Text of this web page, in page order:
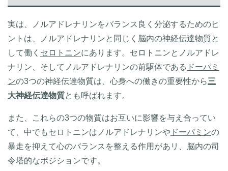
実は、ノルアドレナリンをバランス良く分泌するためのヒ
ントは、ノルアドレナリンと同じく脳内の神経伝達物質と
して働く セロトニンにあります。セロトニンとノルアドレ
ナリン、そしてノルアドレナリンの前駆体である ドーパミ
ンの3つの神経伝達物質は、心身への働きの重要性から三
大神経伝達物質とも呼ばれます。
また、これらの3つの物質はお互いに影響を与え合ってい
て、中でもセロトニンはノルアドレナリンや ドーパミンの
暴走を抑えて心のバランスを整える作用があリ、脳内の司
令塔的なポジションです。